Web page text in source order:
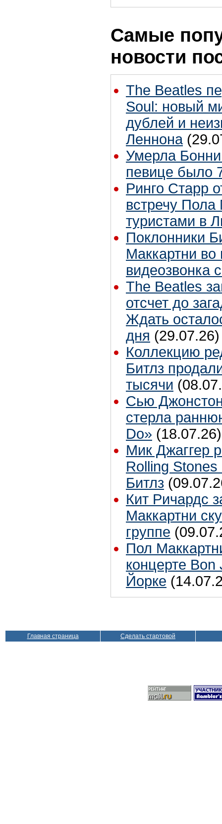
Самые
новости
The Beatles
Soul: новый
дублей и
Леннона
Умерла
певице было
Ринго Старр
встречу Пола
туристами в
Поклонники
Маккартни во
видеозвонка
The Beatles
отсчет до
Ждать
дня (29.07.26)
Коллекцию
Битлз
тысячи
Сью
стерла
Do» (18.07.26)
Мик Джаггер
Rolling Stones
Битлз
Кит Ричардс
Маккартни
группе
Пол
концерте
Йорке
Главная страница Сделать стартовой